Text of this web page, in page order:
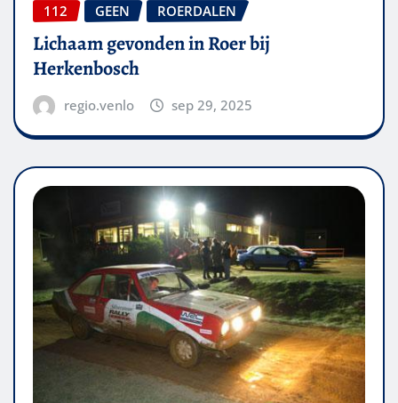
112 GEEN ROERDALEN
Lichaam gevonden in Roer bij
Herkenbosch
regio.venlo sep 29, 2025